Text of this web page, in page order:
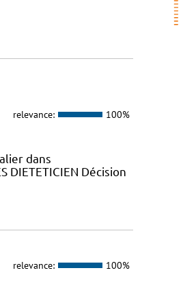
relevance: 100%
dans
DIETETICIEN Décision
relevance: 100%